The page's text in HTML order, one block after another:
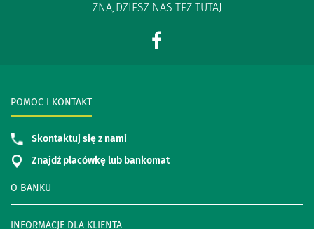
ZNAJDZIESZ NAS TEŻ TUTAJ
O BANKU
INFORMACJE DLA KLIENTA
POMOC I KONTAKT
Skontaktuj się z nami
Znajdź placówkę lub bankomat